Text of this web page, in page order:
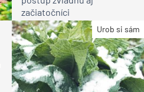
začiatočníci
Urob si sám